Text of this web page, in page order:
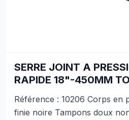
SERRE JOINT A
RAPIDE 18"-450MM
Référence : 10206 Corps en
finie noire Tampons doux